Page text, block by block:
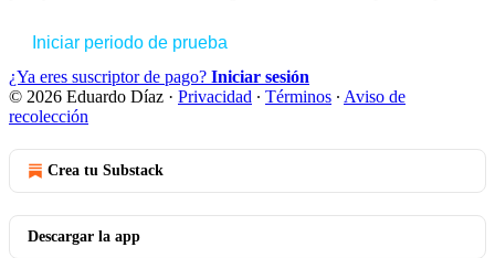
Iniciar periodo de prueba
¿Ya eres suscriptor de pago? Iniciar sesión
© 2026 Eduardo Díaz · Privacidad ∙ Términos ∙ Aviso de
recolección
Crea tu Substack
Descargar la app